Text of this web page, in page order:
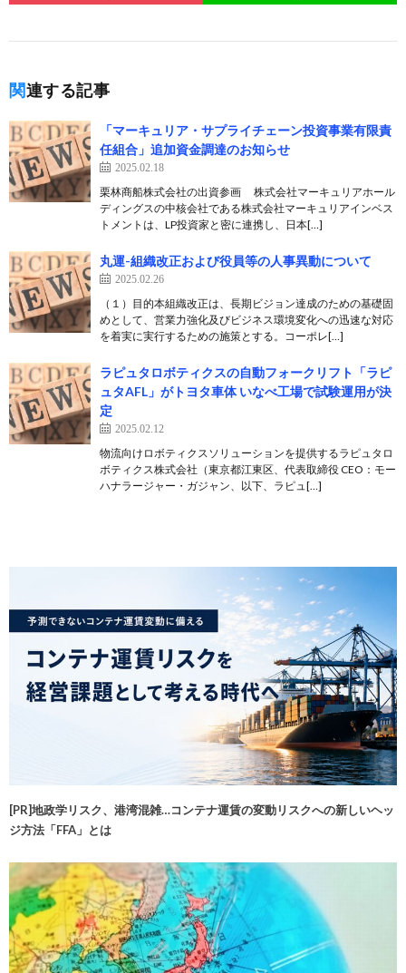
関連する記事
「マーキュリア・サプライチェーン投資事業有限責
任組合」追加資金調達のお知らせ
2025.02.18
栗林商船株式会社の出資参画 株式会社マーキュリアホール
ディングスの中核会社である株式会社マーキュリアインベス
トメントは、LP投資家と密に連携し、日本[…]
丸運-組織改正および役員等の人事異動について
2025.02.26
（１）目的本組織改正は、長期ビジョン達成のための基礎固
めとして、営業力強化及びビジネス環境変化への迅速な対応
を着実に実行するための施策とする。コーポレ[…]
ラピュタロボティクスの自動フォークリフト「ラピ
ュタAFL」がトヨタ車体 いなべ工場で試験運用が決
定
2025.02.12
物流向けロボティクスソリューションを提供するラピュタロ
ボティクス株式会社（東京都江東区、代表取締役 CEO：モー
ハナラージャー・ガジャン、以下、ラピュ[…]
[PR]地政学リスク、港湾混雑…コンテナ運賃の変動リスクへの新しいヘッ
ジ方法「FFA」とは